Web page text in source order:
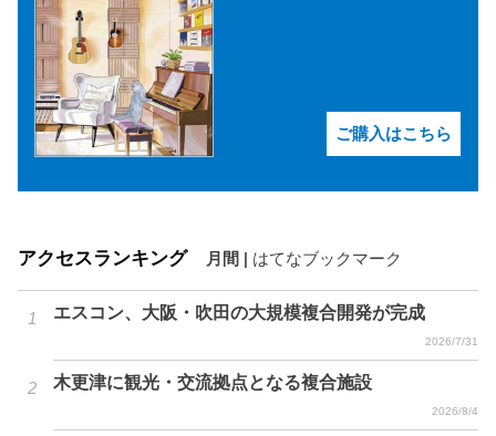
ご購入はこちら
アクセスランキング 月間 はてなブックマーク
エスコン、大阪・吹田の大規模複合開発が完成
2026/7/31
木更津に観光・交流拠点となる複合施設
2026/8/4